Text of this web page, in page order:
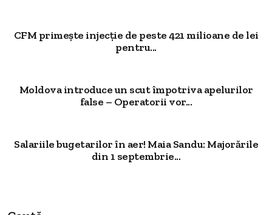
CFM primește injecție de peste 421 milioane de lei
pentru...
Moldova introduce un scut împotriva apelurilor
false – Operatorii vor...
Salariile bugetarilor în aer! Maia Sandu: Majorările
din 1 septembrie...